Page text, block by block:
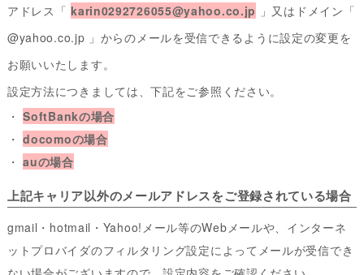
アドレス「karin0292726055@yahoo.co.jp 」又はドメイン「
@yahoo.co.jp 」からのメールを受信できるように設定の変更を
お願いいたします。
設定方法につきましては、下記をご参照ください。
・SoftBankの場合
・docomoの場合
・auの場合
上記キャリア以外のメールアドレスをご登録されている場合
gmail・hotmail・Yahoo!メール等のWebメールや、インターネ
ットプロバイダのフィルタリング設定によってメールが受信でき